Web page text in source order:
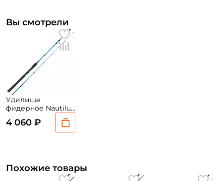
Вы смотрели
Удилище
фидерное Nautilus
Butler Feeder FD
210см. до 200гр. /
4 060 ₽
Похожие товары